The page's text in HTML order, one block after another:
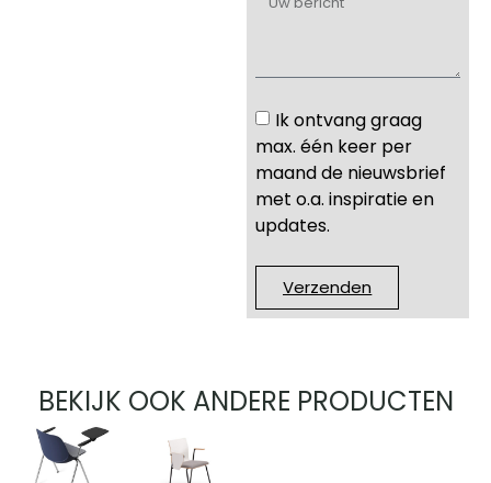
Ik ontvang graag
max. één keer per
maand de nieuwsbrief
met o.a. inspiratie en
updates.
Verzenden
BEKIJK OOK ANDERE PRODUCTEN